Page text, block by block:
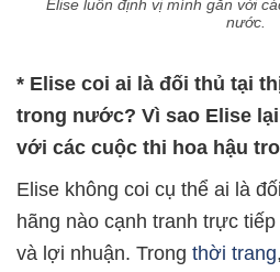
Elise luôn định vị mình gắn với
nước.
* Elise coi ai là đối thủ tại
trong nước? Vì sao Elise
với các cuộc thi hoa hậu
Elise không coi cụ thể ai là
hãng nào cạnh tranh trực
và lợi nhuận. Trong thời trang